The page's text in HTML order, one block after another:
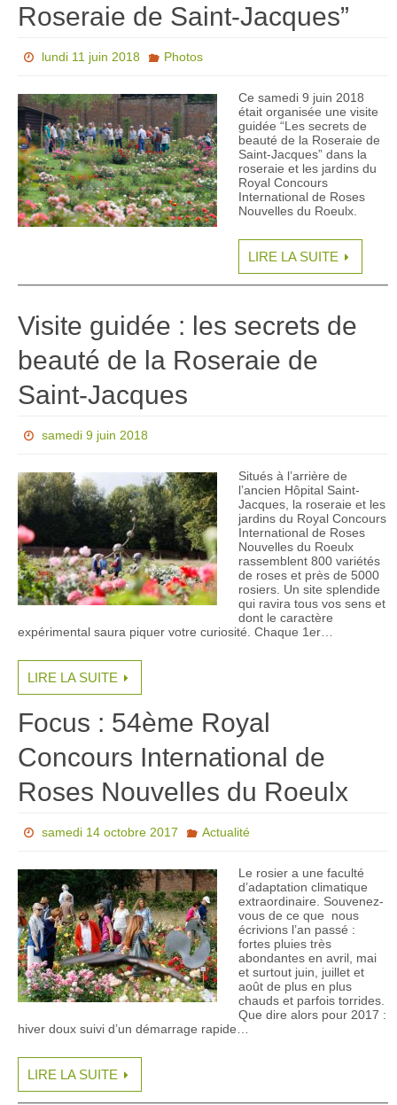
Roseraie de Saint-Jacques”
lundi 11 juin 2018 Photos
Ce samedi 9 juin 2018
était organisée une visite
guidée “Les secrets de
beauté de la Roseraie de
Saint-Jacques” dans la
roseraie et les jardins du
Royal Concours
International de Roses
Nouvelles du Roeulx.
LIRE LA SUITE
Visite guidée : les secrets de
beauté de la Roseraie de
Saint-Jacques
samedi 9 juin 2018
Situés à l’arrière de
l’ancien Hôpital Saint-
Jacques, la roseraie et les
jardins du Royal Concours
International de Roses
Nouvelles du Roeulx
rassemblent 800 variétés
de roses et près de 5000
rosiers. Un site splendide
qui ravira tous vos sens et
dont le caractère
expérimental saura piquer votre curiosité. Chaque 1er…
LIRE LA SUITE
Focus : 54ème Royal
Concours International de
Roses Nouvelles du Roeulx
samedi 14 octobre 2017 Actualité
Le rosier a une faculté
d’adaptation climatique
extraordinaire. Souvenez-
vous de ce que nous
écrivions l’an passé :
fortes pluies très
abondantes en avril, mai
et surtout juin, juillet et
août de plus en plus
chauds et parfois torrides.
Que dire alors pour 2017 :
hiver doux suivi d’un démarrage rapide…
LIRE LA SUITE